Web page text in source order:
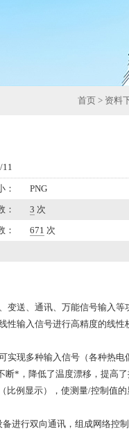
首页 > 资料
11
：
PNG
： 3 次
： 671 次
变送、通讯、万能信号输入等
性输入信号进行高精度的线性
实现多种输入信号（各种热电
*，降低了温度漂移，提高
比例显示），使测量/控制值的
进行双向通讯，组成网络控